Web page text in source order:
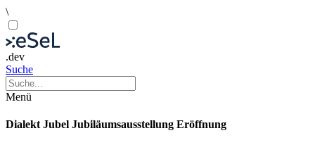
\
.dev
Suche
Menü
Dialekt Jubel Jubiläumsausstellung Eröffnung